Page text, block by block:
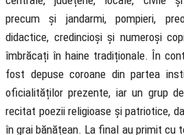
precum și jandarmi, pompieri,
didactice, credincioși și numeroși
îmbrăcați în haine tradiționale. În
fost depuse coroane din partea
oficialităților prezente, iar un grup
recitat poezii religioase și patriotice,
în grai bănățean. La final au primit cu